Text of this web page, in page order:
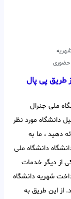
حضوری
طریق پی پال
ملی جنرال
دانشگاه مورد نظر
دهید ، ما به
دانشگاه ملی
از دیگر خدمات
شهریه دانشگاه
از این طریق به